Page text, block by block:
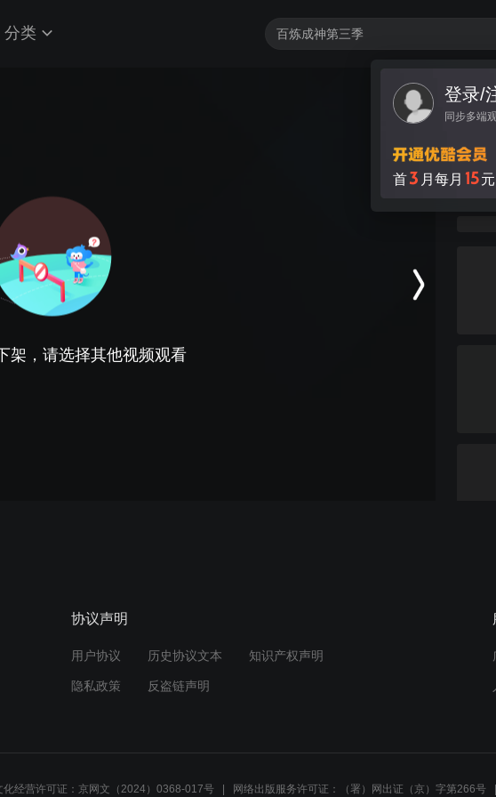
分类
登录/
同步多端
首3 月每月 15
架，请选择其他视频观看
协议声明
用户协议 历史协议文本 知识产权声明
隐私政策 反盗链声明
化经营许可证：京网文（2024）0368-017号 网络出版服务许可证：（署）网出证（京）字第266号